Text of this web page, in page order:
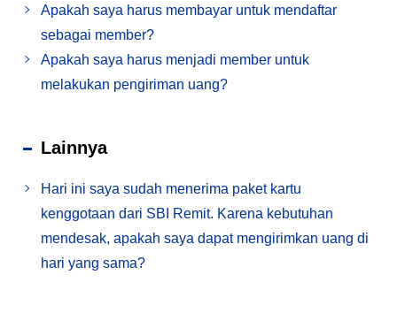
Apakah saya harus membayar untuk mendaftar
sebagai member?
Apakah saya harus menjadi member untuk
melakukan pengiriman uang?
Lainnya
Hari ini saya sudah menerima paket kartu
kenggotaan dari SBI Remit. Karena kebutuhan
mendesak, apakah saya dapat mengirimkan uang di
hari yang sama?